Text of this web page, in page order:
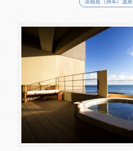
淡路島（洲本）溫泉